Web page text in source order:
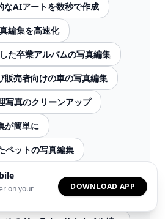
on your
DOWNLOAD APP
なAIアートを数秒で作成
編集を高速化
た卒業アルバムの写真編集
販売者向けの車の写真編集
写真のクリーンアップ
が簡単に
ペットの写真編集
ジング
ー写真編集